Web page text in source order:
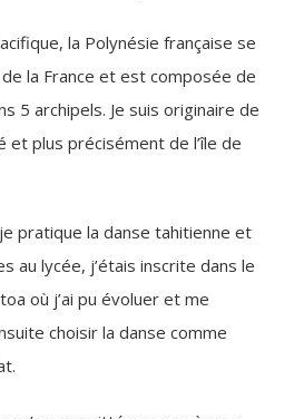
la Polynésie française se
la France et est composée de
5 archipels. Je suis originaire de
et plus précisément de l’île de
pratique la danse tahitienne et
au lycée, j’étais inscrite dans le
où j’ai pu évoluer et me
choisir la danse comme